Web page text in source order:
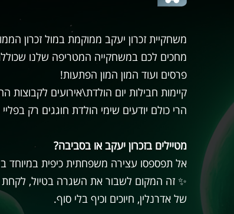
משחקיית זכרון יעקב ממוקמת במול זכרון
מחכים לכם במשחקייה המטריפה שלנו
פרסים ועוד המון המון הפתעות!
קיימות חבילות יום הולדת\אירועים לקבוצות החל מ 5 ועד 50
הרי כולם יודעים שימי הולדת חוגגים רק בפליי
מטיילים בזכרון יעקב או בסביבה?
אל תפספסו עצירה משפחתית כיפית במיוחד
✨ זה המקום לשבור את השגרה בטיול, לקחת
של אדרנלין, חיוכים וכיף בלי סוף.